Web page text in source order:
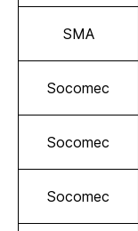
SMA
Socomec
Socomec
Socomec